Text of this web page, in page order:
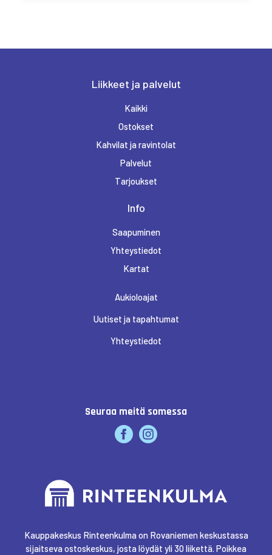
INTERSPORT RINTEENKULMA
K-SUPERMARKET RINTEENKULMA
KELLO JA KULTA PULKKINEN
KUKKAKAUPPA UKONHATTU
KULTAJOUSI
LUCKIEFUN'S
MAANMITTAUS ASIAKASPALVELU
MAINOA CRAFT & DESIGN
Aukioloajat
Uutiset ja tapahtumat
Yhteystiedot
Seuraa meitä somessa
Liikkeet ja palvelut
Kaikki
Ostokset
Kahvilat ja ravintolat
Palvelut
Tarjoukset
Info
Saapuminen
Yhteystiedot
Kartat
Kauppakeskus Rinteenkulma on Rovaniemen keskustassa
sijaitseva ostoskeskus, josta löydät yli 30 liikettä. Poikkea